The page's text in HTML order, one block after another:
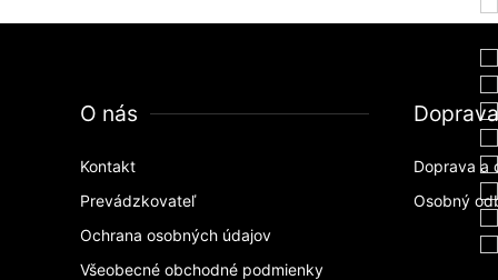
O nás
Kontakt
Prevádzkovateľ
Ochrana osobných údajov
Všeobecné obchodné podmienky
Doprava
Doprava a
Osobný